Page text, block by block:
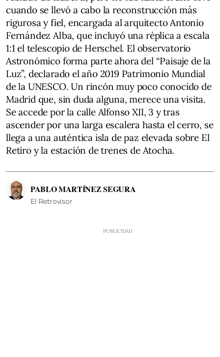
cuando se llevó a cabo la reconstrucción más
rigurosa y fiel, encargada al arquitecto Antonio
Fernández Alba, que incluyó una réplica a escala
1:1 el telescopio de Herschel. El observatorio
Astronómico forma parte ahora del “Paisaje de la
Luz”, declarado el año 2019 Patrimonio Mundial
de la UNESCO. Un rincón muy poco conocido de
Madrid que, sin duda alguna, merece una visita.
Se accede por la calle Alfonso XII, 3 y tras
ascender por una larga escalera hasta el cerro, se
llega a una auténtica isla de paz elevada sobre El
Retiro y la estación de trenes de Atocha.
PABLO MARTÍNEZ SEGURA
El Retrovisor